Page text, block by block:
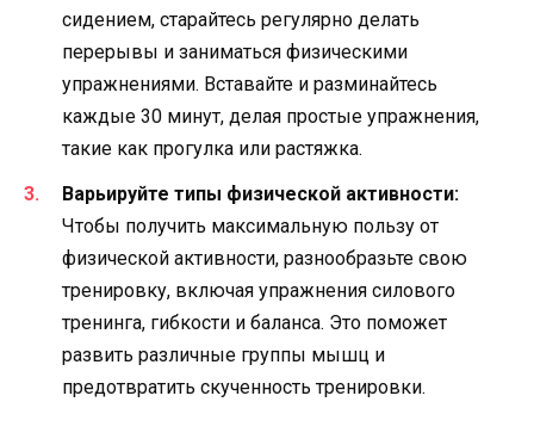
сидением, старайтесь регулярно делать
перерывы и заниматься физическими
упражнениями. Вставайте и разминайтесь
каждые 30 минут, делая простые упражнения,
такие как прогулка или растяжка.
Варьируйте типы физической активности:
Чтобы получить максимальную пользу от
физической активности, разнообразьте свою
тренировку, включая упражнения силового
тренинга, гибкости и баланса. Это поможет
развить различные группы мышц и
предотвратить скученность тренировки.